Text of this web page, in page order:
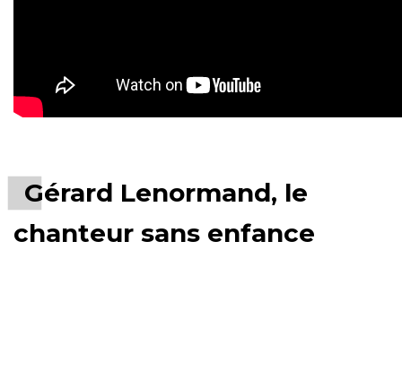
Gérard Lenormand, le
chanteur sans enfance